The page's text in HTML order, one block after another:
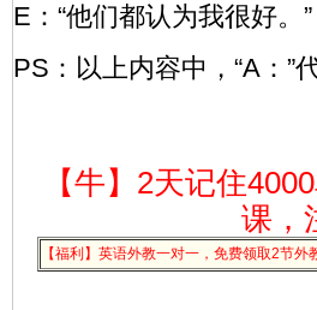
E：“他们都认为我很好。”
PS：以上内容中，“A：”
【牛】2天记住
课，
【福利】英语外教一对一，免费领取2节外